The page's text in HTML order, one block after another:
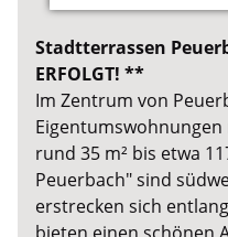
Stadtterrassen
ERFOLGT! **
Im Zentrum von
rund 35 m² bis etwa
Peuerbach" sind
erstrecken sich